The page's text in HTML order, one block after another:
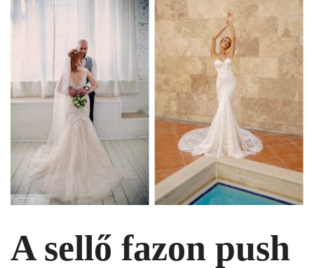
Asellő fazon push